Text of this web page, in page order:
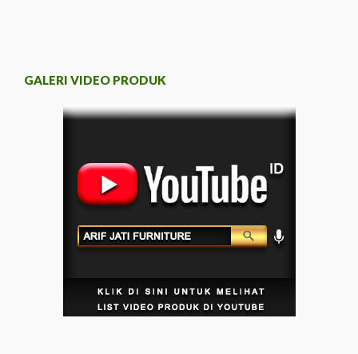
GALERI VIDEO PRODUK